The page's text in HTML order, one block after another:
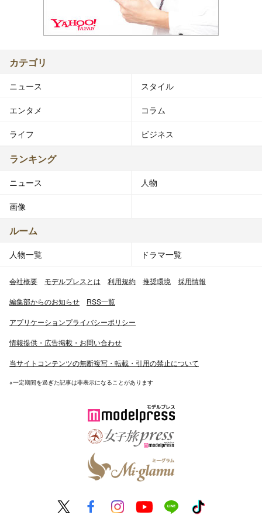
カテゴリ
ニュース スタイル
エンタメ コラム
ライフ ビジネス
ランキング
ニュース 人物
画像
ルーム
人物一覧 ドラマ一覧
会社概要 モデルプレスとは 利用規約 推奨環境 採用情報
編集部からのお知らせ RSS一覧
アプリケーションプライバシーポリシー
情報提供・広告掲載・お問い合わせ
当サイトコンテンツの無断複写・転載・引用の禁止について
※一定期間を過ぎた記事は非表示になることがあります